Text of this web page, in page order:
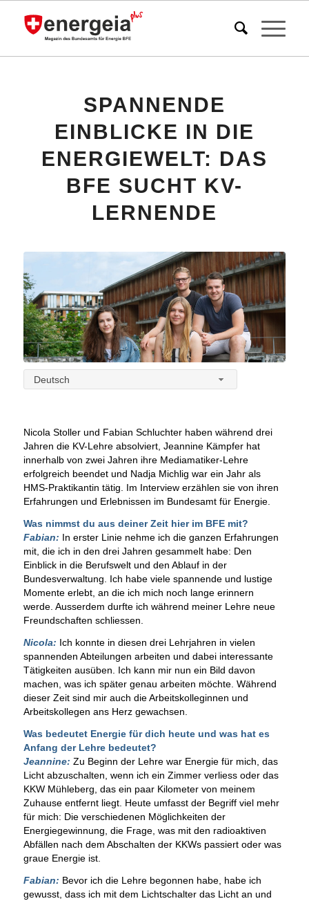
SPANNENDE
EINBLICKE IN DIE
ENERGIEWELT: DAS
BFE SUCHT KV-
LERNENDE
Deutsch
Nicola Stoller und Fabian Schluchter haben während drei
Jahren die KV-Lehre absolviert, Jeannine Kämpfer hat
innerhalb von zwei Jahren ihre Mediamatiker-Lehre
erfolgreich beendet und Nadja Michlig war ein Jahr als
HMS-Praktikantin tätig. Im Interview erzählen sie von ihren
Erfahrungen und Erlebnissen im Bundesamt für Energie.
Was nimmst du aus deiner Zeit hier im BFE mit?
Fabian: In erster Linie nehme ich die ganzen Erfahrungen
mit, die ich in den drei Jahren gesammelt habe: Den
Einblick in die Berufswelt und den Ablauf in der
Bundesverwaltung. Ich habe viele spannende und lustige
Momente erlebt, an die ich mich noch lange erinnern
werde. Ausserdem durfte ich während meiner Lehre neue
Freundschaften schliessen.
Nicola: Ich konnte in diesen drei Lehrjahren in vielen
spannenden Abteilungen arbeiten und dabei interessante
Tätigkeiten ausüben. Ich kann mir nun ein Bild davon
machen, was ich später genau arbeiten möchte. Während
dieser Zeit sind mir auch die Arbeitskolleginnen und
Arbeitskollegen ans Herz gewachsen.
Was bedeutet Energie für dich heute und was hat es
Anfang der Lehre bedeutet?
Jeannine: Zu Beginn der Lehre war Energie für mich, das
Licht abzuschalten, wenn ich ein Zimmer verliess oder das
KKW Mühleberg, das ein paar Kilometer von meinem
Zuhause entfernt liegt. Heute umfasst der Begriff viel mehr
für mich: Die verschiedenen Möglichkeiten der
Energiegewinnung, die Frage, was mit den radioaktiven
Abfällen nach dem Abschalten der KKWs passiert oder was
graue Energie ist.
Fabian: Bevor ich die Lehre begonnen habe, habe ich
gewusst, dass ich mit dem Lichtschalter das Licht an und